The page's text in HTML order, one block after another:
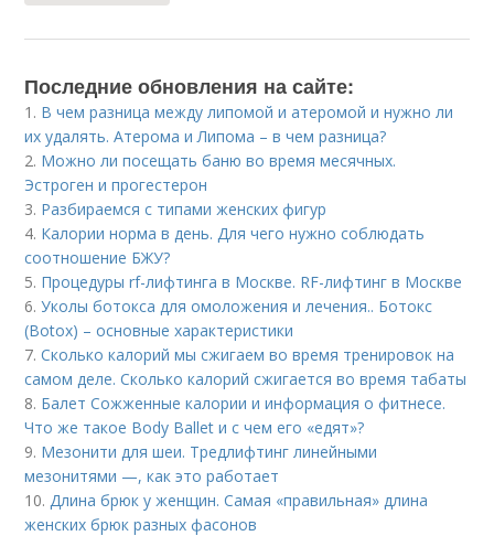
Последние обновления на сайте:
1. В чем разница между липомой и атеромой и нужно ли
их удалять. Атерома и Липома – в чем разница?
2. Можно ли посещать баню во время месячных.
Эстроген и прогестерон
3. Разбираемся с типами женских фигур
4. Калории норма в день. Для чего нужно соблюдать
соотношение БЖУ?
5. Процедуры rf-лифтинга в Москве. RF-лифтинг в Москве
6.Уколы ботокса для омоложения и лечения.. Ботокс
(Botox) – основные характеристики
7.Сколько калорий мы сжигаем во время тренировок на
самом деле. Сколько калорий сжигается во время табаты
8. Балет Сожженные калории и информация о фитнесе.
Что же такое Body Ballet и с чем его «едят»?
9. Мезонити для шеи. Тредлифтинг линейными
мезонитями —, как это работает
10.Длина брюк у женщин. Самая «правильная» длина
женских брюк разных фасонов